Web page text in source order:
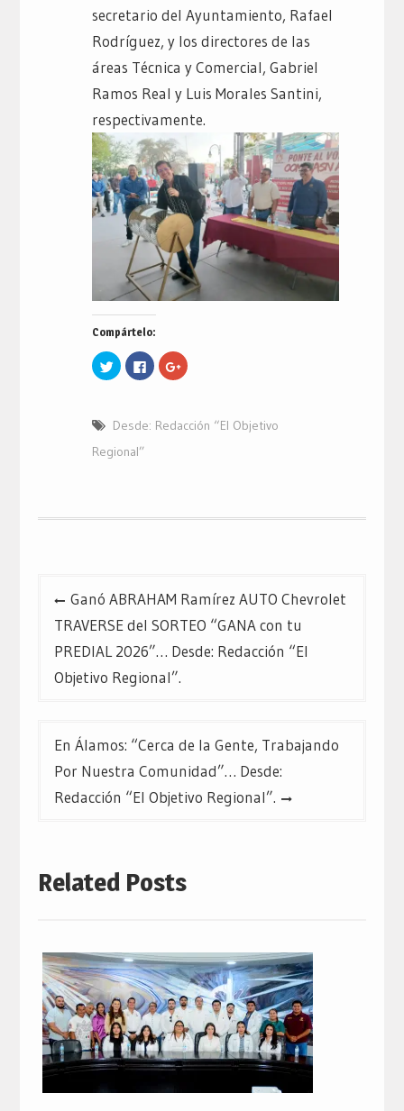
secretario del Ayuntamiento, Rafael
Rodríguez, y los directores de las
áreas Técnica y Comercial, Gabriel
Ramos Real y Luis Morales Santini,
respectivamente.
Compártelo:
Haz
clic
para
Twitter
(Se
en
una
Haz
clic
para
Facebook
(Se
Haz
clic
Google+
(Se
Desde: Redacción “El Objetivo
Regional”
Navegación
de
entradas
Ganó ABRAHAM Ramírez AUTO Chevrolet
TRAVERSE del SORTEO “GANA con tu
PREDIAL 2026”… Desde: Redacción “El
Objetivo Regional”.
En Álamos: “Cerca de la Gente, Trabajando
Por Nuestra Comunidad”… Desde:
Redacción “El Objetivo Regional”.
Related Posts